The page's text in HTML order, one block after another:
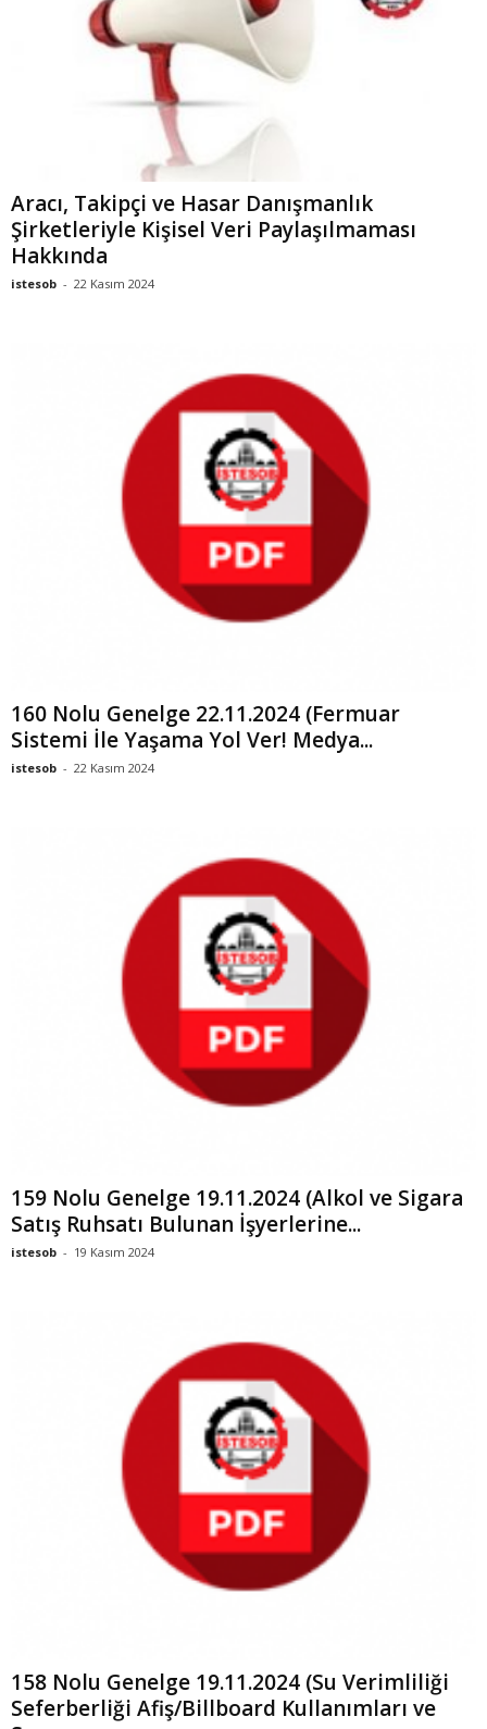
Aracı, Takipçi ve Hasar Danışmanlık
Şirketleriyle Kişisel Veri Paylaşılmaması
Hakkında
istesob - 22 Kasım 2024
160 Nolu Genelge 22.11.2024 (Fermuar
Sistemi İle Yaşama Yol Ver! Medya...
istesob - 22 Kasım 2024
159 Nolu Genelge 19.11.2024 (Alkol ve Sigara
Satış Ruhsatı Bulunan İşyerlerine...
istesob - 19 Kasım 2024
158 Nolu Genelge 19.11.2024 (Su Verimliliği
Seferberliği Afiş/Billboard Kullanımları ve